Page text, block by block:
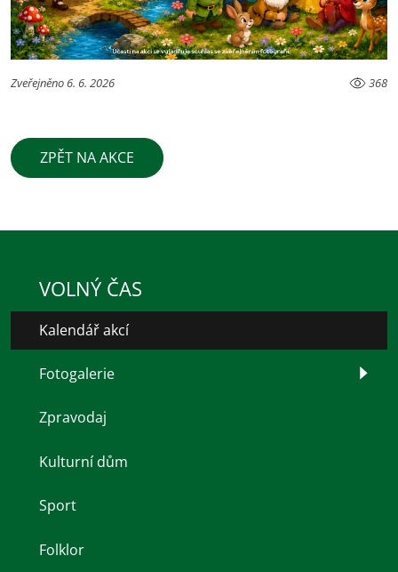
Zveřejněno 6. 6. 2026 368
ZPĚT NA AKCE
VOLNÝ ČAS
Kalendář akcí
Fotogalerie
Zpravodaj
Kulturní dům
Sport
Folklor